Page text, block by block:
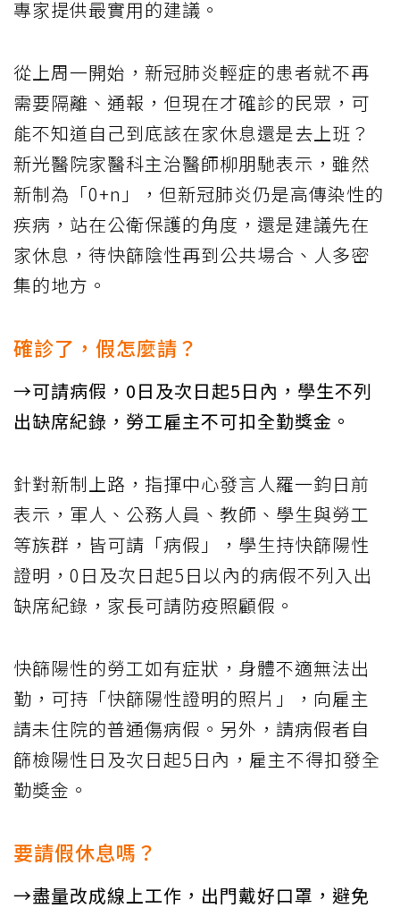
專家提供最實用的建議。
從上周一開始，新冠肺炎輕症的患者就不再
需要隔離、通報，但現在才確診的民眾，可
能不知道自己到底該在家休息還是去上班？
新光醫院家醫科主治醫師柳朋馳表示，雖然
新制為「0+n」，但新冠肺炎仍是高傳染性的
疾病，站在公衛保護的角度，還是建議先在
家休息，待快篩陰性再到公共場合、人多密
集的地方。
確診了，假怎麼請？
→可請病假，0日及次日起5日內，學生不列
出缺席紀錄，勞工雇主不可扣全勤獎金。
針對新制上路，指揮中心發言人羅一鈞日前
表示，軍人、公務人員、教師、學生與勞工
等族群，皆可請「病假」，學生持快篩陽性
證明，0日及次日起5日以內的病假不列入出
缺席紀錄，家長可請防疫照顧假。
快篩陽性的勞工如有症狀，身體不適無法出
勤，可持「快篩陽性證明的照片」，向雇主
請未住院的普通傷病假。另外，請病假者自
篩檢陽性日及次日起5日內，雇主不得扣發全
勤奬金。
要請假休息嗎？
→盡量改成線上工作，出門戴好口罩，避免